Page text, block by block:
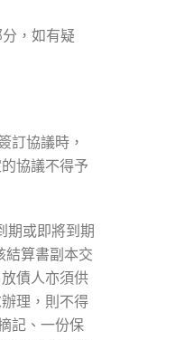
，如有疑
訂協議時，
協議不得予
期或即將到期
結算書副本交
債人亦須供
理，則不得
記、一份保